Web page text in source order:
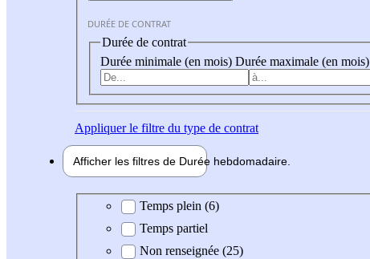
DURÉE DE CONTRAT
Durée de contrat
Durée minimale (en mois) Durée maximale (en mois)
Appliquerle filtre du type de contrat
Afficher les filtres de Durée hebdomadaire
Durée hebdomadaire
Temps plein (6)
Temps partiel
Non renseignée (25)